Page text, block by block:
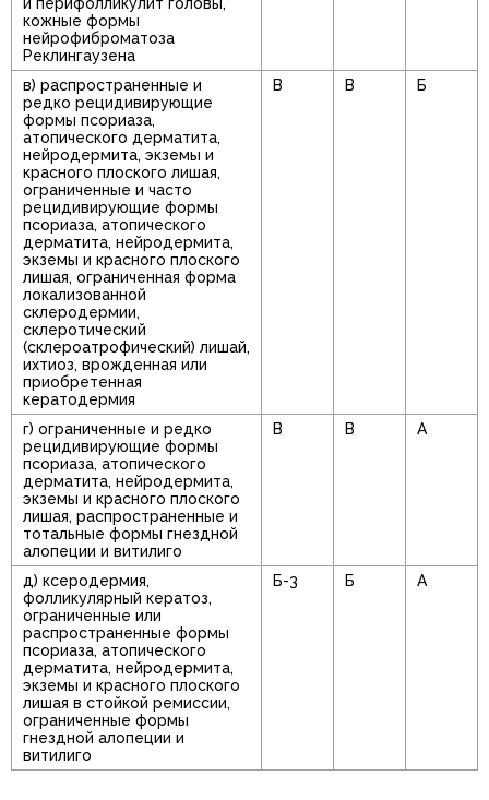
кожные формы
нейрофиброматоза
Реклингаузена
в) распространенные и
редко рецидивирующие
формы псориаза,
атопического дерматита,
нейродермита, экземы и
красного плоского лишая,
ограниченные и часто
рецидивирующие формы
псориаза, атопического
дерматита, нейродермита,
экземы и красного плоского
лишая, ограниченная форма
локализованной
склеродермии,
склеротический
(склероатрофический) лишай,
ихтиоз, врожденная или
приобретенная
кератодермия
В В Б
г) ограниченные и редко
рецидивирующие формы
псориаза, атопического
дерматита, нейродермита,
экземы и красного плоского
лишая, распространенные и
тотальные формы гнездной
алопеции и витилиго
В В А
д) ксеродермия,
фолликулярный кератоз,
ограниченные или
распространенные формы
псориаза, атопического
дерматита, нейродермита,
экземы и красного плоского
лишая в стойкой ремиссии,
ограниченные формы
гнездной алопеции и
витилиго
Б-3 Б А